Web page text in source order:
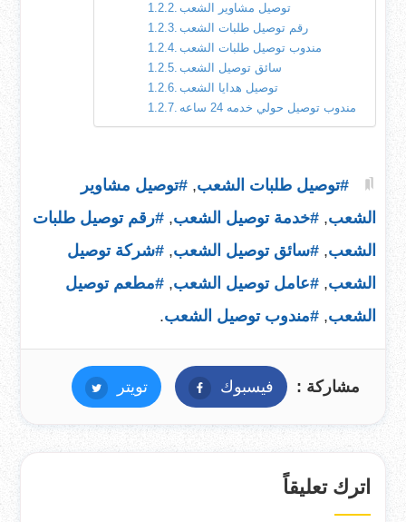
توصيل مشاوير الشعب
رقم توصيل طلبات الشعب
مندوب توصيل طلبات الشعب
سائق توصيل الشعب
توصيل هدايا الشعب
مندوب توصيل حولي خدمه 24 ساعه
#توصيل طلبات الشعب, #توصيل مشاوير
الشعب, #خدمة توصيل الشعب, #رقم توصيل طلبات
الشعب, #سائق توصيل الشعب, #شركة توصيل
الشعب, #عامل توصيل الشعب, #مطعم توصيل
الشعب, #مندوب توصيل الشعب.
مشاركة : فيسبوك فيسبوكتويتر تويتر
اترك تعليقاً